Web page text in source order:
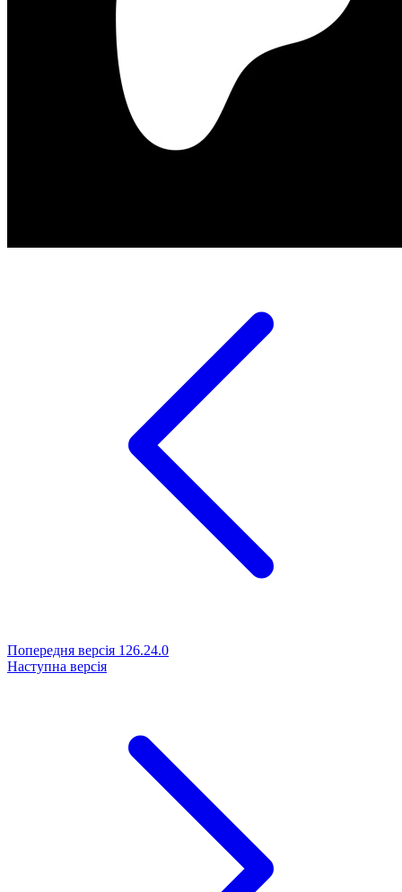
Попередня версія 126.24.0
Наступна версія